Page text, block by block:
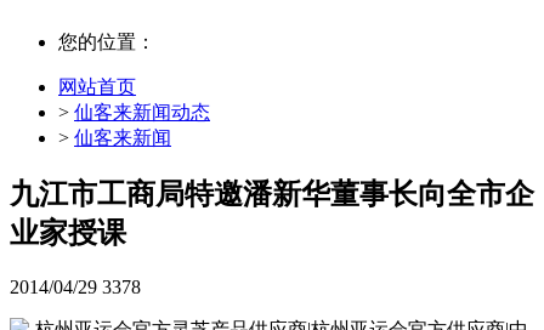
您的位置：
网站首页
> 仙客来新闻动态
> 仙客来新闻
九江市工商局特邀潘新华董事长向全市企
业家授课
2014/04/29 3378